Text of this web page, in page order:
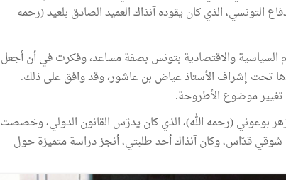
الذي كان يقوده آنذاك العميد الصادق بلعيد (رحمه
السياسية والاقتصادية بتونس بصفة مساعد، وفكرت في أن أجعل
تحت إشراف الأستاذ عياض بن عاشور، وقد وافق على ذلك.
موضوع الأطروحة.
كنت مساعد الاستاذ الأزهر بوعوني (رحمه الله)، الذي كان يدرّس القانون الدولي، وخصصت
شوقي قدّاس، وكان آنذاك أحد طلبتي، أنجز دراسة متميزة حول